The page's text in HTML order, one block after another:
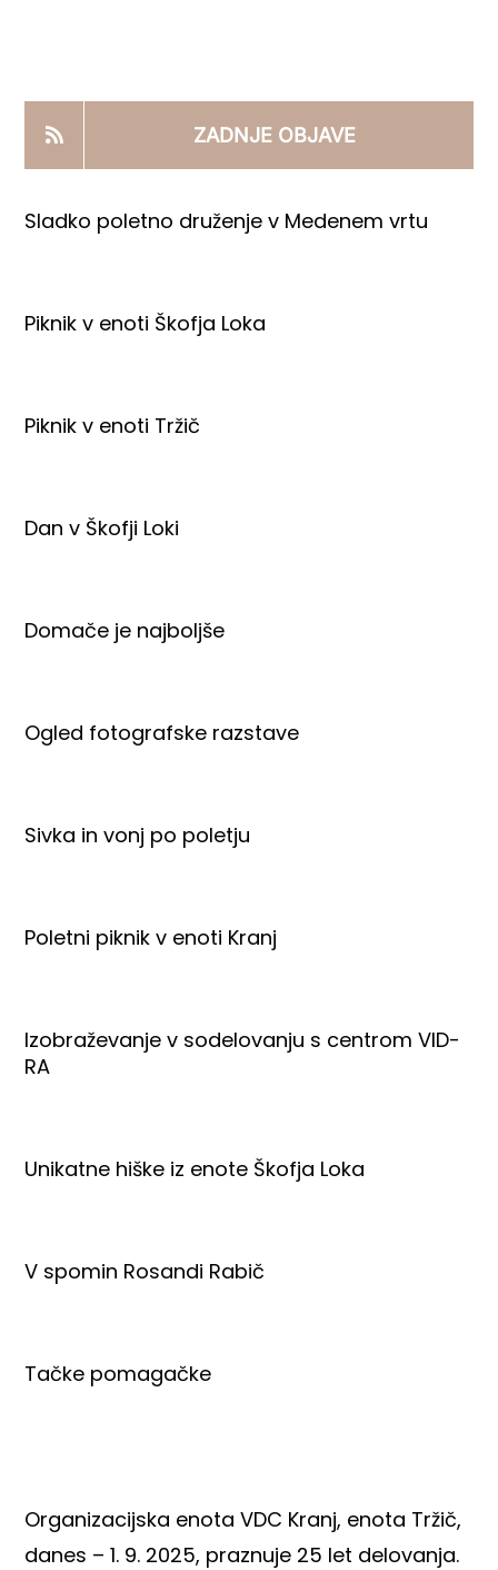
PRODAJNI IZDELKI
AKTUALNO
ZADNJE OBJAVE
Sladko poletno druženje v Medenem vrtu
Piknik v enoti Škofja Loka
Piknik v enoti Tržič
Dan v Škofji Loki
Domače je najboljše
Ogled fotografske razstave
Sivka in vonj po poletju
Poletni piknik v enoti Kranj
Izobraževanje v sodelovanju s centrom VID-
RA
Unikatne hiške iz enote Škofja Loka
V spomin Rosandi Rabič
Tačke pomagačke
Organizacijska enota VDC Kranj, enota Tržič,
danes – 1. 9. 2025, praznuje 25 let delovanja.